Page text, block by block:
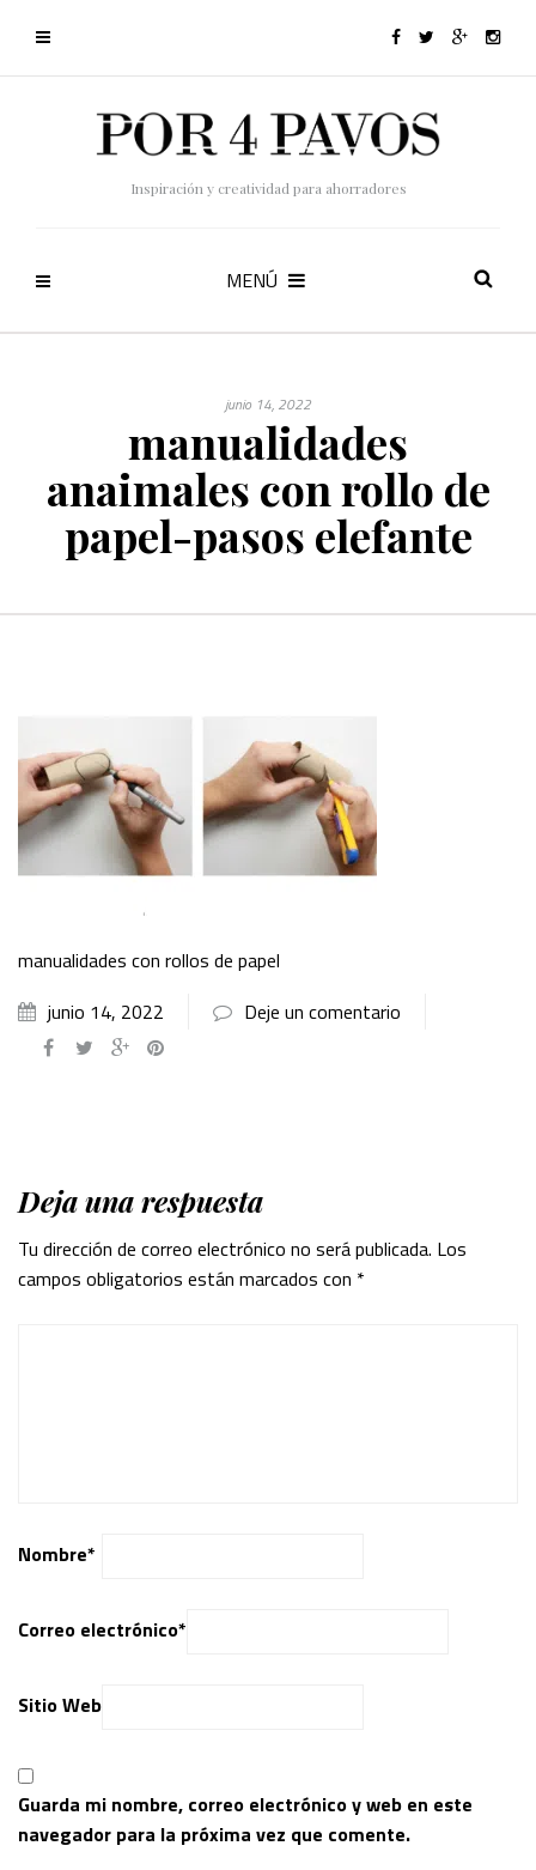
Inspiración y creatividad para ahorradores
MENÚ
junio 14, 2022
manualidades
anaimales con rollo de
papel-pasos elefante
manualidades con rollos de papel
junio 14, 2022
Deje un comentario
Deja una respuesta
Tu dirección de correo electrónico no será publicada. Los
campos obligatorios están marcados con *
Nombre*
Correo electrónico*
Sitio Web
Guarda mi nombre, correo electrónico y web en este
navegador para la próxima vez que comente.